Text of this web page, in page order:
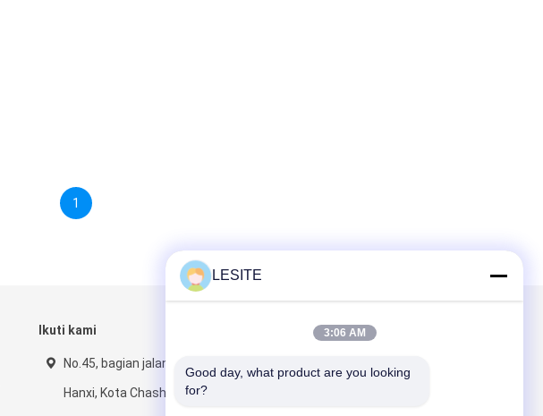
1
Ikuti kami
No.45, bagian jalan Shuixi,
Hanxi, Kota Chashan, Kota
Kirimkan Kami
LESITE
3:06 AM
Good day, what product are you looking
for?